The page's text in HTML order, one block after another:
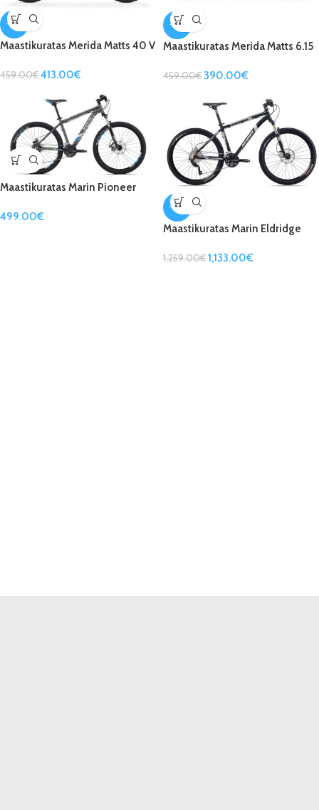
-10%
Maastikuratas Merida Matts 40 V
459.00€413.00€
-15%
Maastikuratas Merida Matts 6.15
459.00€390.00€
Maastikuratas Marin Pioneer
499.00€
-10%
Maastikuratas Marin Eldridge
1,259.00€1,133.00€